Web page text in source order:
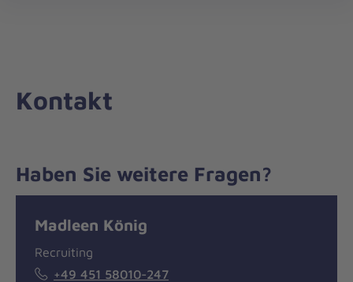
zum
Kontakt
Haben Sie weitere Fragen?
Madleen König
Recruiting
+49 451 58010-247